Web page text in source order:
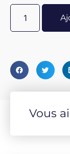
pages
Vous